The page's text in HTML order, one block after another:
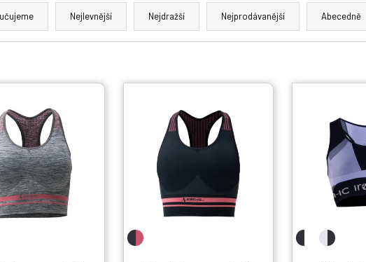
Nejlevnější Nejdražší Nejprodávanější Abecedně